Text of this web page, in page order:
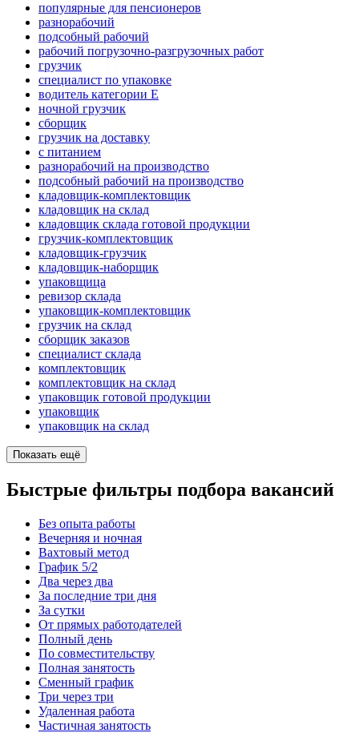
популярные для пенсионеров
разнорабочий
подсобный рабочий
рабочий погрузочно-разгрузочных работ
грузчик
специалист по упаковке
водитель категории E
ночной грузчик
сборщик
грузчик на доставку
с питанием
разнорабочий на производство
подсобный рабочий на производство
кладовщик-комплектовщик
кладовщик на склад
кладовщик склада готовой продукции
грузчик-комплектовщик
кладовщик-грузчик
кладовщик-наборщик
упаковщица
ревизор склада
упаковщик-комплектовщик
грузчик на склад
сборщик заказов
специалист склада
комплектовщик
комплектовщик на склад
упаковщик готовой продукции
упаковщик
упаковщик на склад
Показать ещё
Быстрые фильтры подбора вакансий
Без опыта работы
Вечерняя и ночная
Вахтовый метод
График 5/2
Два через два
За последние три дня
За сутки
От прямых работодателей
Полный день
По совместительству
Полная занятость
Сменный график
Три через три
Удаленная работа
Частичная занятость